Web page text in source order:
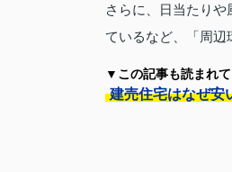
さらに、日当たり
ているなど、「周辺
▼この記事も読まれ
建売住宅はなぜ安